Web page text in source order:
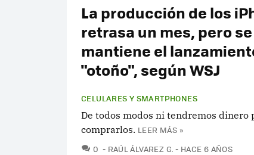
La producción de los
retrasa un mes, pero se
mantiene el
"otoño", según WSJ
CELULARES Y SMARTPHONES
De todos modos ni tendremos dinero
comprarlos. LEER MÁS »
0 COMENTARIOS
RAÚL ÁLVAREZ G. HACE 6 AÑOS